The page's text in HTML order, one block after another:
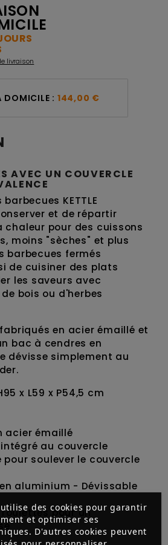
des cookies pour garantir
et optimiser ses
D'autres cookies peuvent
livraison
DOMICILE : 144,00 €
AVEC UN COUVERCLE
KETTLE
et de répartir
chaleur pour des cuissons
moins "sèches" et plus
barbecues fermés
de cuisiner des plats
les saveurs avec
bois ou d'herbes
fabriqués en acier émaillé et
bac à cendres en
dévisse simplement au
x L59 x P54,5 cm
acier émaillé
au couvercle
pour soulever le couvercle
aluminium - Dévissable
pour un